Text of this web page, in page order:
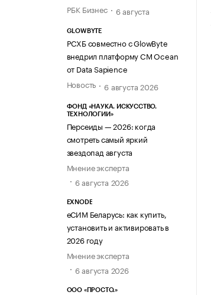
РБК Бизнес
6 августа
GLOWBYTE
РСХБ совместно с GlowByte
внедрил платформу CM Ocean
от Data Sapience
Новость
6 августа 2026
ФОНД «НАУКА. ИСКУССТВО.
ТЕХНОЛОГИИ»
Персеиды — 2026: когда
смотреть самый яркий
звездопад августа
Мнение эксперта
6 августа 2026
EXNODE
еСИМ Беларусь: как купить,
установить и активировать в
2026 году
Мнение эксперта
6 августа 2026
ООО «ПРОСТО.»